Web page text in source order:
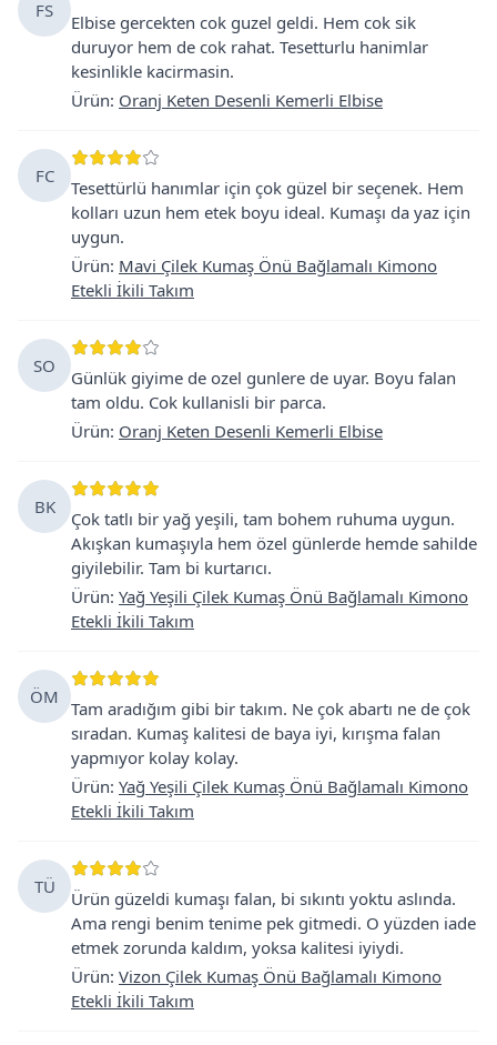
FS
Elbise gercekten cok guzel geldi. Hem cok sik
duruyor hem de cok rahat. Tesetturlu hanimlar
kesinlikle kacirmasin.
Ürün: Oranj Keten Desenli Kemerli Elbise
FC
Tesettürlü hanımlar için çok güzel bir seçenek. Hem
kolları uzun hem etek boyu ideal. Kumaşı da yaz için
uygun.
Ürün: Mavi Çilek Kumaş Önü Bağlamalı Kimono
Etekli İkili Takım
SO
Günlük giyime de ozel gunlere de uyar. Boyu falan
tam oldu. Cok kullanisli bir parca.
Ürün: Oranj Keten Desenli Kemerli Elbise
BK
Çok tatlı bir yağ yeşili, tam bohem ruhuma uygun.
Akışkan kumaşıyla hem özel günlerde hemde sahilde
giyilebilir. Tam bi kurtarıcı.
Ürün: Yağ Yeşili Çilek Kumaş Önü Bağlamalı Kimono
Etekli İkili Takım
ÖM
Tam aradığım gibi bir takım. Ne çok abartı ne de çok
sıradan. Kumaş kalitesi de baya iyi, kırışma falan
yapmıyor kolay kolay.
Ürün: Yağ Yeşili Çilek Kumaş Önü Bağlamalı Kimono
Etekli İkili Takım
TÜ
Ürün güzeldi kumaşı falan, bi sıkıntı yoktu aslında.
Ama rengi benim tenime pek gitmedi. O yüzden iade
etmek zorunda kaldım, yoksa kalitesi iyiydi.
Ürün: Vizon Çilek Kumaş Önü Bağlamalı Kimono
Etekli İkili Takım